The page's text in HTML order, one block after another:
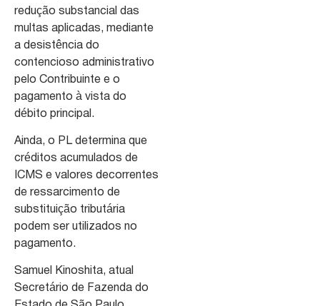
redução substancial das
multas aplicadas, mediante
a desistência do
contencioso administrativo
pelo Contribuinte e o
pagamento à vista do
débito principal.
Ainda, o PL determina que
créditos acumulados de
ICMS e valores decorrentes
de ressarcimento de
substituição tributária
podem ser utilizados no
pagamento.
Samuel Kinoshita, atual
Secretário de Fazenda do